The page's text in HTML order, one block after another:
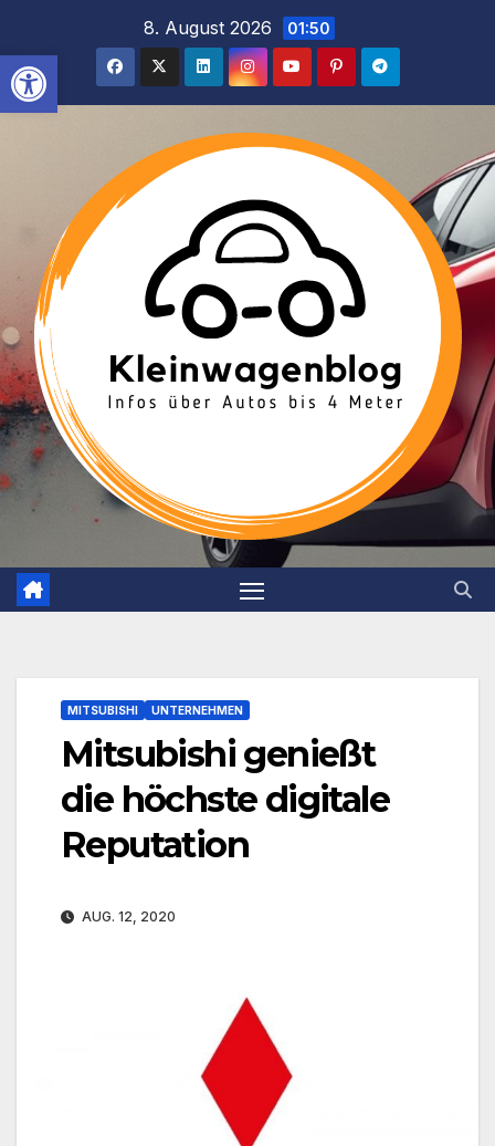
Werkzeugleiste öffnen
springen
8. August 2026 01:50
MITSUBISHI UNTERNEHMEN
Mitsubishi genießt
die höchste digitale
Reputation
AUG. 12, 2020